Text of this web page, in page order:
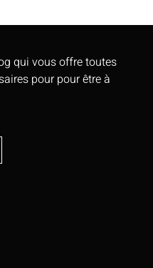
qui vous offre toutes
pour pour être à